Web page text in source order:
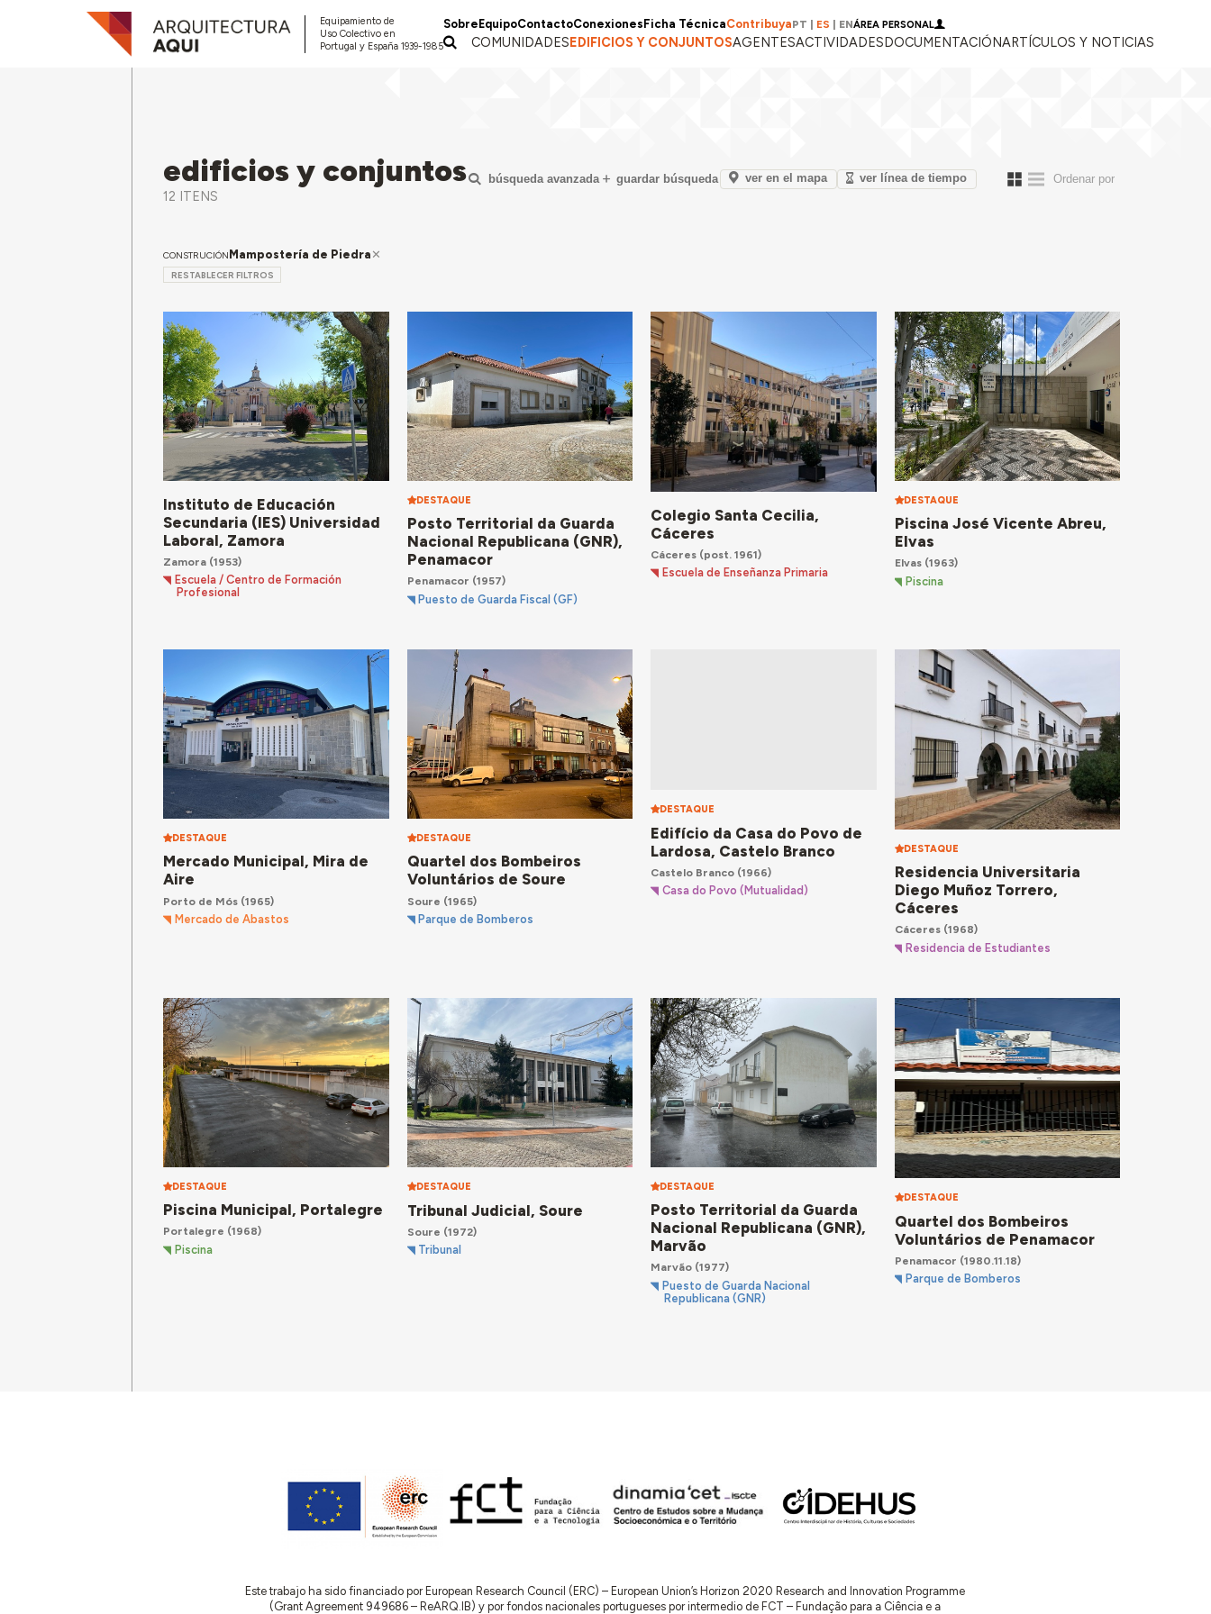
Equipamiento de
Uso Colectivo en
Portugal y España 1939-1985
Sobre EquipoContactoConexiones Ficha TécnicaContribuyaPT ES ENÁREA PERSONAL
COMUNIDADESEDIFICIOS Y CONJUNTOSAGENTESACTIVIDADESDOCUMENTACIÓNARTÍCULOS Y NOTICIAS
edificios y conjuntos
12 ITENS
búsqueda avanzada guardar búsqueda ver en el mapa ver línea de tiempo
CONSTRUCIÓN Mampostería de Piedra
RESTABLECER FILTROS
Instituto de Educación
Secundaria (IES) Universidad
Laboral, Zamora
Zamora (1953)
Escuela / Centro de Formación
Profesional
DESTAQUE
Posto Territorial da Guarda
Nacional Republicana (GNR),
Penamacor
Penamacor (1957)
Puesto de Guarda Fiscal (GF)
Colegio Santa Cecilia,
Cáceres
Cáceres (post. 1961)
Escuela de Enseñanza Primaria
DESTAQUE
Piscina José Vicente Abreu,
Elvas
Elvas(1963)
Piscina
DESTAQUE
Mercado Municipal, Mira de
Aire
Porto de Mós (1965)
Mercado de Abastos
DESTAQUE
Quartel dos Bombeiros
Voluntários de Soure
Soure (1965)
Parque de Bomberos
DESTAQUE
Edifício da Casa do Povo de
Lardosa, Castelo Branco
Castelo Branco (1966)
Casa do Povo (Mutualidad)
DESTAQUE
Residencia Universitaria
Diego Muñoz Torrero,
Cáceres
Cáceres(1968)
Residencia de Estudiantes
DESTAQUE
Piscina Municipal, Portalegre
Portalegre (1968)
Piscina
DESTAQUE
Tribunal Judicial, Soure
Soure (1972)
Tribunal
DESTAQUE
Posto Territorial da Guarda
Nacional Republicana (GNR),
Marvão
Marvão (1977)
Puesto de Guarda Nacional
Republicana (GNR)
DESTAQUE
Quartel dos Bombeiros
Voluntários de Penamacor
Penamacor (1980.11.18)
Parque de Bomberos
Este trabajo ha sido financiado por European Research Council (ERC) – European Union’s Horizon 2020 Research and Innovation Programme
(Grant Agreement 949686 – ReARQ.IB) y por fondos nacionales portugueses por intermedio de FCT – Fundação para a Ciência e a